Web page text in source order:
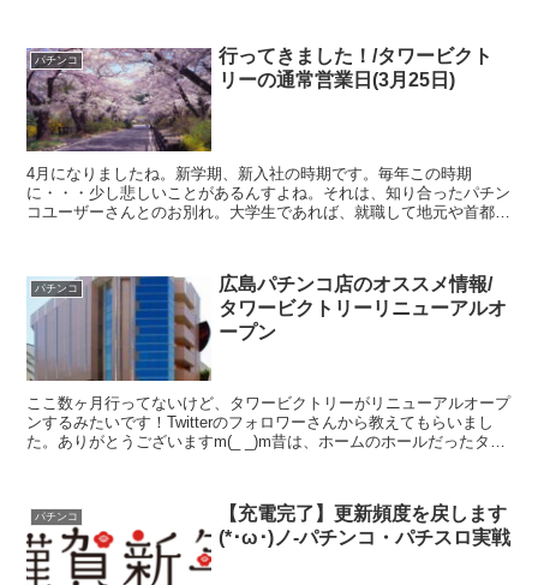
パチンコ
行ってきました！/タワービクト
リーの通常営業日(3月25日)
4月になりましたね。新学期、新入社の時期です。毎年この時期
に・・・少し悲しいことがあるんすよね。それは、知り合ったパチン
コユーザーさんとのお別れ。大学生であれば、就職して地元や首都圏
パチンコ
広島パチンコ店のオススメ情報/
タワービクトリーリニューアルオ
ープン
ここ数ヶ月行ってないけど、タワービクトリーがリニューアルオープ
ンするみたいです！Twitterのフォロワーさんから教えてもらいまし
た。ありがとうございますm(_ _)m昔は、ホームのホールだったタワ
パチンコ
【充電完了】更新頻度を戻します
(*･ω･)ノ-パチンコ・パチスロ実戦